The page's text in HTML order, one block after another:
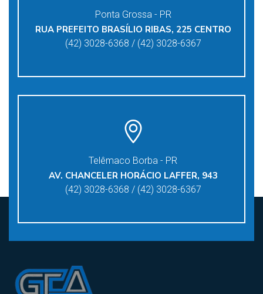
Ponta Grossa - PR
RUA PREFEITO BRASÍLIO RIBAS, 225 CENTRO
(42) 3028-6368 / (42) 3028-6367
Telêmaco Borba - PR
AV. CHANCELER HORÁCIO LAFFER, 943
(42) 3028-6368 / (42) 3028-6367